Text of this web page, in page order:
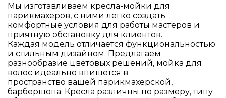
Мы изготавливаем кресла-мойки для
парикмахеров, с ними легко создать
комфортные условия для работы мастеров и
приятную обстановку для клиентов.
Каждая модель отличается функциональностью
и стильным дизайном. Предлагаем
разнообразие цветовых решений, мойка для
волос идеально впишется в
пространство вашей парикмахерской,
барбершопа. Кресла различны по размеру, типу